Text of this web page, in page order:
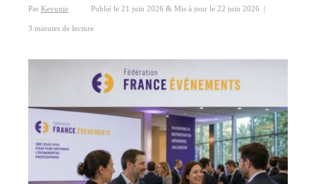
Par Kevunie Publié le 21 juin 2026 & Mis à jour le 22 juin 2026 |
3 minutes de lecture